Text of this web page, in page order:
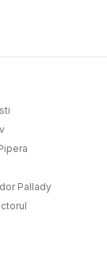
Pallady